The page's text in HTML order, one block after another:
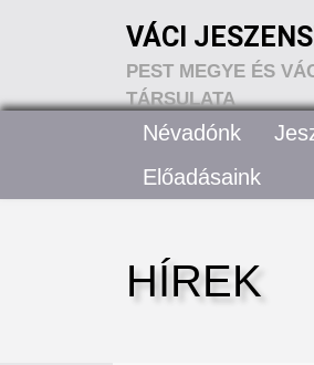
VÁCI
PEST MEGYE ÉS
TÁRSULATA
Névadónk
Előadásaink
HÍREK